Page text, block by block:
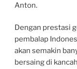
Anton.
Dengan prestasi
pembalap
akan semakin
bersaing di